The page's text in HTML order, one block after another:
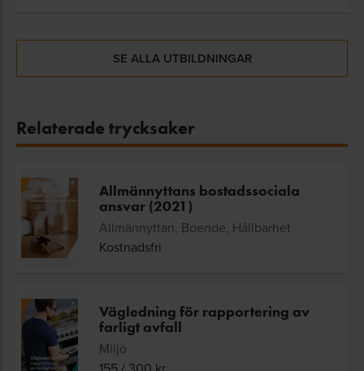
SE ALLA UTBILDNINGAR
Relaterade trycksaker
Allmännyttans bostadssociala
ansvar (2021)
Allmännyttan, Boende, Hållbarhet
Kostnadsfri
Vägledning för rapportering av
farligt avfall
Miljö